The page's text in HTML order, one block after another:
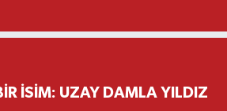
İSİM: UZAY DAMLA YILDIZ